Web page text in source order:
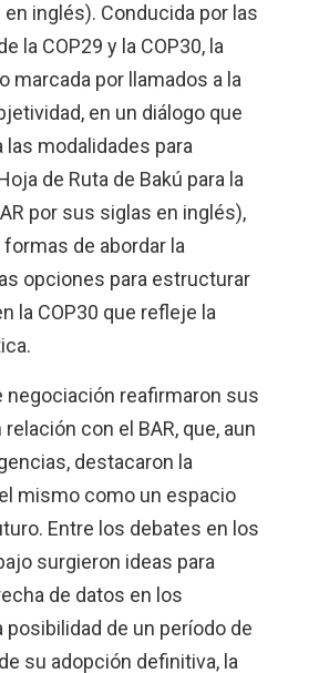
inglés). Conducida por las
la COP29 y la COP30, la
marcada por llamados a la
en un diálogo que
las modalidades para
de Ruta de Bakú para la
por sus siglas en inglés),
de abordar la
opciones para estructurar
la COP30 que refleje la
negociación reafirmaron sus
con el BAR, que, aun
destacaron la
mismo como un espacio
Entre los debates en los
surgieron ideas para
de datos en los
posibilidad de un período de
su adopción definitiva, la